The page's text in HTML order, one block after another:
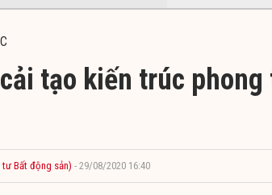
tạo kiến trúc
Bất động sản) - 29/08/2020 16:40